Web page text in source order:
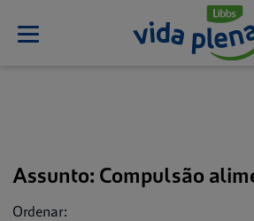
Assunto: Compulsão
Ordenar: